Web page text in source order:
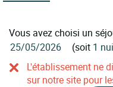
Vous avez choisi un
(soit 1
L'établissement ne
sur notre site pour